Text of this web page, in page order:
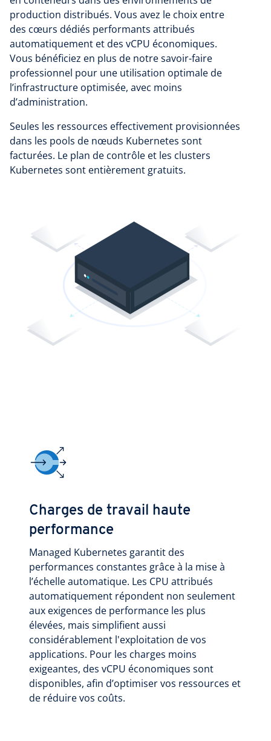
production distribués. Vous avez le choix entre
des cœurs dédiés performants attribués
automatiquement et des vCPU économiques.
Vous bénéficiez en plus de notre savoir-faire
professionnel pour une utilisation optimale de
l’infrastructure optimisée, avec moins
d’administration.
Seules les ressources effectivement provisionnées
dans les pools de nœuds Kubernetes sont
facturées. Le plan de contrôle et les clusters
Kubernetes sont entièrement gratuits.
Charges de travail haute
performance
Managed Kubernetes garantit des
performances constantes grâce à la mise à
l’échelle automatique. Les CPU attribués
automatiquement répondent non seulement
aux exigences de performance les plus
élevées, mais simplifient aussi
considérablement l'exploitation de vos
applications. Pour les charges moins
exigeantes, des vCPU économiques sont
disponibles, afin d’optimiser vos ressources et
de réduire vos coûts.